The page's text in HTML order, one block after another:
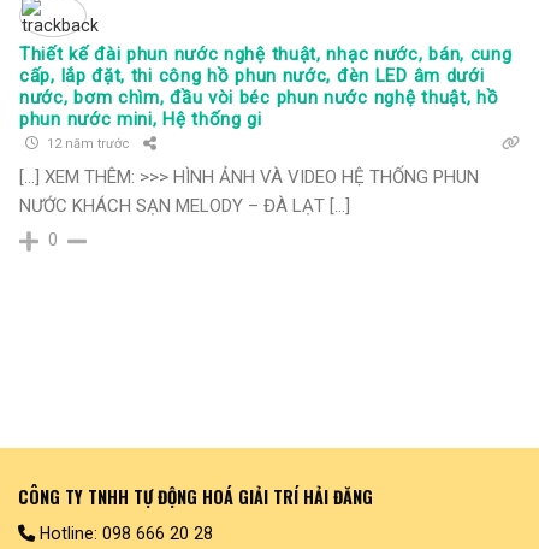
Thiết kế đài phun nước nghệ thuật, nhạc nước, bán, cung
cấp, lắp đặt, thi công hồ phun nước, đèn LED âm dưới
nước, bơm chìm, đầu vòi béc phun nước nghệ thuật, hồ
phun nước mini, Hệ thống gi
12 năm trước
[…] XEM THÊM: >>> HÌNH ẢNH VÀ VIDEO HỆ THỐNG PHUN
NƯỚC KHÁCH SẠN MELODY – ĐÀ LẠT […]
0
CÔNG TY TNHH TỰ ĐỘNG HOÁ GIẢI TRÍ HẢI ĐĂNG
Hotline: 098 666 20 28